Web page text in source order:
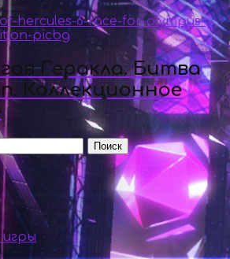
Геракла. Битва
Коллекционное